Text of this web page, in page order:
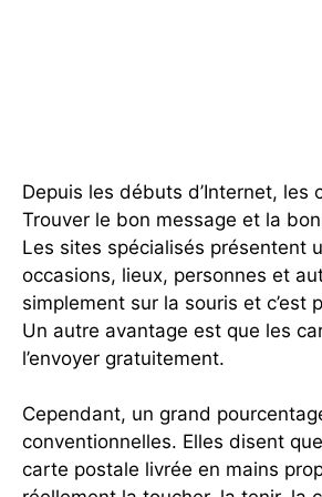
Depuis les débuts d’Internet,
Trouver le bon message et la
Les sites spécialisés présentent
occasions, lieux, personnes et
simplement sur la souris et c’est
Un autre avantage est que les
l’envoyer gratuitement.
Cependant, un grand
conventionnelles. Elles disent
carte postale livrée en mains